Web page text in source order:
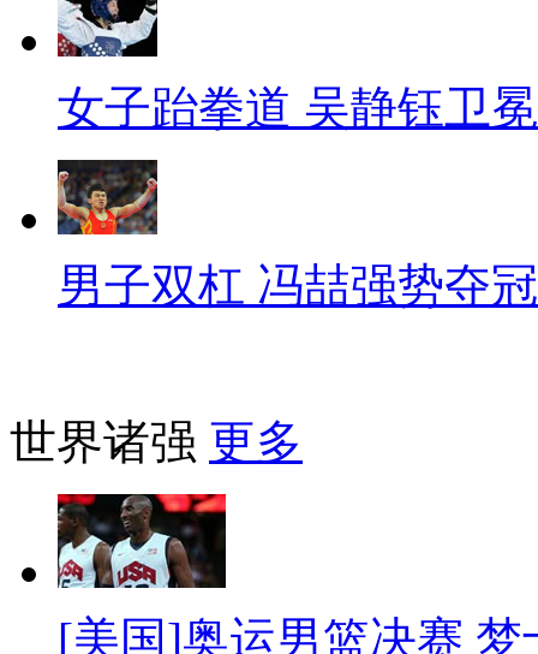
女子跆拳道 吴静钰卫冕
男子双杠 冯喆强势夺冠
世界诸强 更多
[美国]奥运男篮决赛